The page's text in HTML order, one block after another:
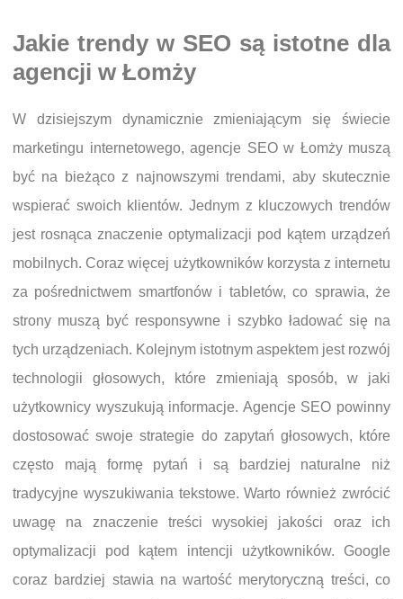
Jakie trendy w SEO są istotne dla
agencji w Łomży
W dzisiejszym dynamicznie zmieniającym się świecie
marketingu internetowego, agencje SEO w Łomży muszą
być na bieżąco z najnowszymi trendami, aby skutecznie
wspierać swoich klientów. Jednym z kluczowych trendów
jest rosnąca znaczenie optymalizacji pod kątem urządzeń
mobilnych. Coraz więcej użytkowników korzysta z internetu
za pośrednictwem smartfonów i tabletów, co sprawia, że
strony muszą być responsywne i szybko ładować się na
tych urządzeniach. Kolejnym istotnym aspektem jest rozwój
technologii głosowych, które zmieniają sposób, w jaki
użytkownicy wyszukują informacje. Agencje SEO powinny
dostosować swoje strategie do zapytań głosowych, które
często mają formę pytań i są bardziej naturalne niż
tradycyjne wyszukiwania tekstowe. Warto również zwrócić
uwagę na znaczenie treści wysokiej jakości oraz ich
optymalizacji pod kątem intencji użytkowników. Google
coraz bardziej stawia na wartość merytoryczną treści, co